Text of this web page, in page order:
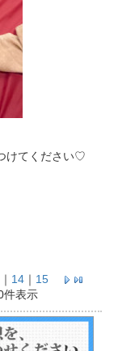
けてください♡
｜ 14 ｜ 15
表示